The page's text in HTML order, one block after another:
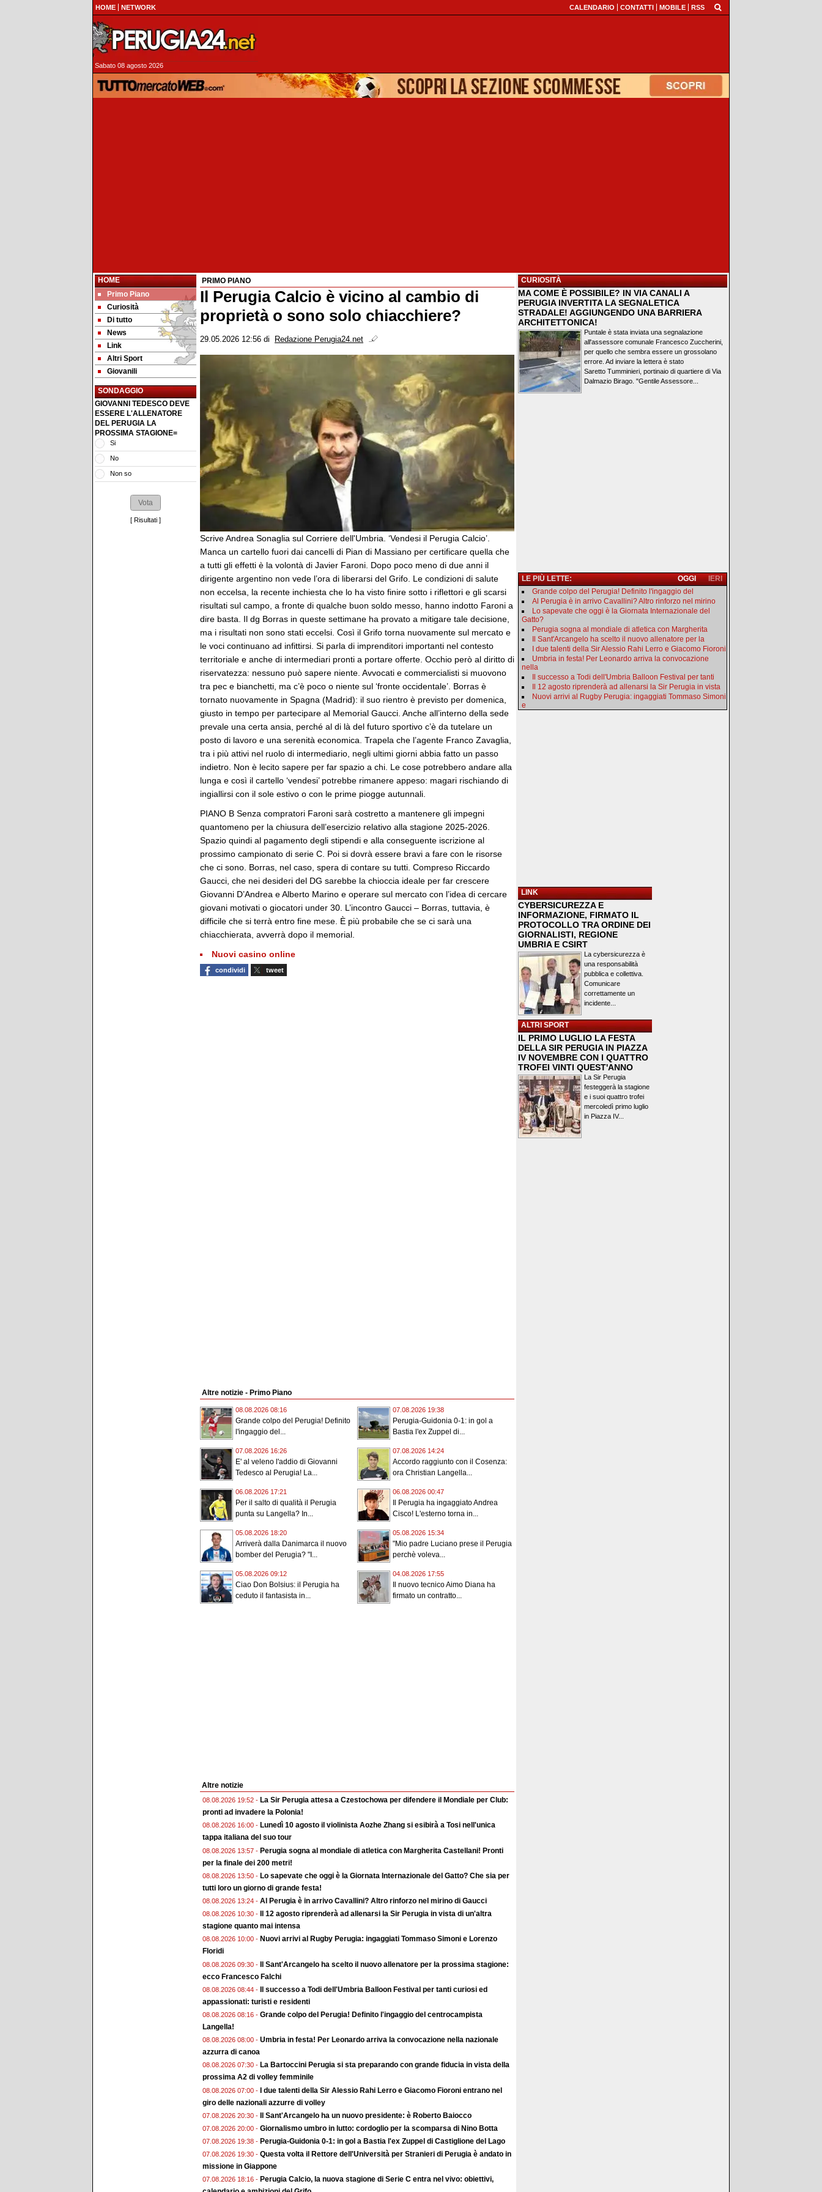
HOME NETWORK CALENDARIO CONTATTI MOBILE RSS
Sabato 08 agosto 2026
HOME
Primo Piano
Curiosità
Di tutto
News
Link
Altri Sport
Giovanili
SONDAGGIO
GIOVANNI TEDESCO DEVE
ESSERE L'ALLENATORE
DEL PERUGIA LA
PROSSIMA STAGIONE=
Si
No
Non so
[ Risultati ]
PRIMO PIANO
Il Perugia Calcio è vicino al cambio di
proprietà o sono solo chiacchiere?
29.05.2026 12:56 di Redazione Perugia24.net
Scrive Andrea Sonaglia sul Corriere dell'Umbria. ‘Vendesi il Perugia Calcio’.
Manca un cartello fuori dai cancelli di Pian di Massiano per certificare quella che
a tutti gli effetti è la volontà di Javier Faroni. Dopo poco meno di due anni il
dirigente argentino non vede l’ora di liberarsi del Grifo. Le condizioni di salute
non eccelsa, la recente inchiesta che lo ha visto finire sotto i riflettori e gli scarsi
risultati sul campo, a fronte di qualche buon soldo messo, hanno indotto Faroni a
dire basta. Il dg Borras in queste settimane ha provato a mitigare tale decisione,
ma i risultati non sono stati eccelsi. Così il Grifo torna nuovamente sul mercato e
le voci continuano ad infittirsi. Si parla di imprenditori importanti nel contesto
territoriale e anche di intermediari pronti a portare offerte. Occhio però al diritto di
riservatezza: nessuno può sapere niente. Avvocati e commercialisti si muovono
tra pec e bianchetti, ma c’è poco o niente sul ‘fronte occidentale’. Borras è
tornato nuovamente in Spagna (Madrid): il suo rientro è previsto per domenica,
giusto in tempo per partecipare al Memorial Gaucci. Anche all’interno della sede
prevale una certa ansia, perché al di là del futuro sportivo c’è da tutelare un
posto di lavoro e una serenità economica. Trapela che l’agente Franco Zavaglia,
tra i più attivi nel ruolo di intermediario, negli ultimi giorni abbia fatto un passo
indietro. Non è lecito sapere per far spazio a chi. Le cose potrebbero andare alla
lunga e così il cartello ‘vendesi’ potrebbe rimanere appeso: magari rischiando di
ingiallirsi con il sole estivo o con le prime piogge autunnali.
PIANO B Senza compratori Faroni sarà costretto a mantenere gli impegni
quantomeno per la chiusura dell’esercizio relativo alla stagione 2025-2026.
Spazio quindi al pagamento degli stipendi e alla conseguente iscrizione al
prossimo campionato di serie C. Poi si dovrà essere bravi a fare con le risorse
che ci sono. Borras, nel caso, spera di contare su tutti. Compreso Riccardo
Gaucci, che nei desideri del DG sarebbe la chioccia ideale per far crescere
Giovanni D’Andrea e Alberto Marino e operare sul mercato con l’idea di cercare
giovani motivati o giocatori under 30. L’incontro Gaucci – Borras, tuttavia, è
difficile che si terrà entro fine mese. È più probabile che se ci sarà una
chiacchierata, avverrà dopo il memorial.
Nuovi casino online
condividi tweet
Altre notizie - Primo Piano
08.08.2026 08:16
Grande colpo del Perugia! Definito
l'ingaggio del...
07.08.2026 19:38
Perugia-Guidonia 0-1: in gol a
Bastia l'ex Zuppel di...
07.08.2026 16:26
E' al veleno l'addio di Giovanni
Tedesco al Perugia! La...
07.08.2026 14:24
Accordo raggiunto con il Cosenza:
ora Christian Langella...
06.08.2026 17:21
Per il salto di qualità il Perugia
punta su Langella? In...
06.08.2026 00:47
Il Perugia ha ingaggiato Andrea
Cisco! L'esterno torna in...
05.08.2026 18:20
Arriverà dalla Danimarca il nuovo
bomber del Perugia? "I...
05.08.2026 15:34
"Mio padre Luciano prese il Perugia
perchè voleva...
05.08.2026 09:12
Ciao Don Bolsius: il Perugia ha
ceduto il fantasista in...
04.08.2026 17:55
Il nuovo tecnico Aimo Diana ha
firmato un contratto...
Altre notizie
08.08.2026 19:52 - La Sir Perugia attesa a Czestochowa per difendere il Mondiale per Club:
pronti ad invadere la Polonia!
08.08.2026 16:00 - Lunedì 10 agosto il violinista Aozhe Zhang si esibirà a Tosi nell'unica
tappa italiana del suo tour
08.08.2026 13:57 - Perugia sogna al mondiale di atletica con Margherita Castellani! Pronti
per la finale dei 200 metri!
08.08.2026 13:50 - Lo sapevate che oggi è la Giornata Internazionale del Gatto? Che sia per
tutti loro un giorno di grande festa!
08.08.2026 13:24 - Al Perugia è in arrivo Cavallini? Altro rinforzo nel mirino di Gaucci
08.08.2026 10:30 -
Il 12 agosto riprenderà ad allenarsi la Sir Perugia in vista di un'altra
stagione quanto mai intensa
08.08.2026 10:00 - Nuovi arrivi al Rugby Perugia: ingaggiati Tommaso Simoni e Lorenzo
Floridi
08.08.2026 09:30 - Il Sant'Arcangelo ha scelto il nuovo allenatore per la prossima stagione:
ecco Francesco Falchi
08.08.2026 08:44 - Il successo a Todi dell'Umbria Balloon Festival per tanti curiosi ed
appassionati: turisti e residenti
08.08.2026 08:16 - Grande colpo del Perugia! Definito l'ingaggio del centrocampista
Langella!
08.08.2026 08:00 - Umbria in festa! Per Leonardo arriva la convocazione nella nazionale
azzurra di canoa
08.08.2026 07:30 - La Bartoccini Perugia si sta preparando con grande fiducia in vista della
prossima A2 di volley femminile
08.08.2026 07:00 - I due talenti della Sir Alessio Rahi Lerro e Giacomo Fioroni entrano nel
giro delle nazionali azzurre di volley
07.08.2026 20:30 - Il Sant'Arcangelo ha un nuovo presidente: è Roberto Baiocco
07.08.2026 20:00 - Giornalismo umbro in lutto: cordoglio per la scomparsa di Nino Botta
07.08.2026 19:38 - Perugia-Guidonia 0-1: in gol a Bastia l'ex Zuppel di Castiglione del Lago
07.08.2026 19:30 - Questa volta il Rettore dell'Università per Stranieri di Perugia è andato in
missione in Giappone
07.08.2026 18:16 - Perugia Calcio, la nuova stagione di Serie C entra nel vivo: obiettivi,
CURIOSITÀ
MA COME È POSSIBILE? IN VIA CANALI A
PERUGIA INVERTITA LA SEGNALETICA
STRADALE! AGGIUNGENDO UNA BARRIERA
ARCHITETTONICA!
Puntale è stata inviata una segnalazione
all'assessore comunale Francesco Zuccherini,
per quello che sembra essere un grossolano
errore. Ad inviare la lettera è stato
Saretto Tumminieri, portinaio di quartiere di Via
Dalmazio Birago. "Gentile Assessore...
LE PIÙ LETTE: IERI
OGGI
Grande colpo del Perugia! Definito l'ingaggio del
Al Perugia è in arrivo Cavallini? Altro rinforzo nel mirino
Lo sapevate che oggi è la Giornata Internazionale del
Gatto?
Perugia sogna al mondiale di atletica con Margherita
Il Sant'Arcangelo ha scelto il nuovo allenatore per la
I due talenti della Sir Alessio Rahi Lerro e Giacomo Fioroni
Umbria in festa! Per Leonardo arriva la convocazione
nella
Il successo a Todi dell'Umbria Balloon Festival per tanti
Il 12 agosto riprenderà ad allenarsi la Sir Perugia in vista
Nuovi arrivi al Rugby Perugia: ingaggiati Tommaso Simoni
e
LINK
CYBERSICUREZZA E
INFORMAZIONE, FIRMATO IL
PROTOCOLLO TRA ORDINE DEI
GIORNALISTI, REGIONE
UMBRIA E CSIRT
La cybersicurezza è
una responsabilità
pubblica e collettiva.
Comunicare
correttamente un
incidente...
ALTRI SPORT
IL PRIMO LUGLIO LA FESTA
DELLA SIR PERUGIA IN PIAZZA
IV NOVEMBRE CON I QUATTRO
TROFEI VINTI QUEST'ANNO
La Sir Perugia
festeggerà la stagione
e i suoi quattro trofei
mercoledì primo luglio
in Piazza IV...